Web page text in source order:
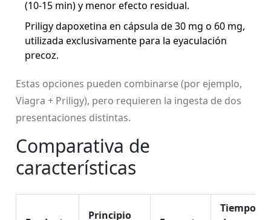
(10‑15 min) y menor efecto residual.
Priligydapoxetina en cápsula de 30 mg o 60 mg,
utilizada exclusivamente para la eyaculación
precoz.
Estas opciones pueden combinarse (por ejemplo,
Viagra + Priligy), pero requieren la ingesta de dos
presentaciones distintas.
Comparativa de
características
Principio
Tiempo